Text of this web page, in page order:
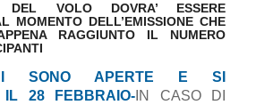
VOLO DOVRA’ ESSERE
MOMENTO DELL’EMISSIONE CHE
RAGGIUNTO IL NUMERO
SONO APERTE E SI
IL 28 FEBBRAIO- IN CASO DI